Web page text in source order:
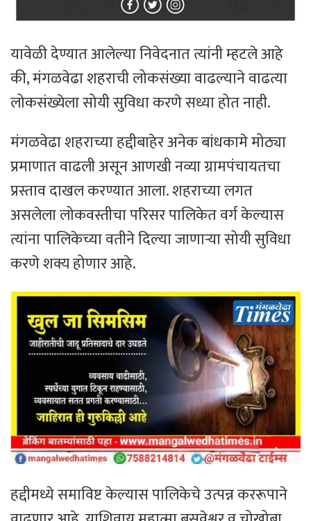
यावेळी देण्यात आलेल्या निवेदनात त्यांनी म्हटले आहे
की, मंगळवेढा शहराची लोकसंख्या वाढल्याने वाढत्या
लोकसंख्येला सोयी सुविधा करणे सध्या होत नाही.
मंगळवेढा शहराच्या हद्दीबाहेर अनेक बांधकामे मोठ्या
प्रमाणात वाढली असून आणखी नव्या ग्रामपंचायतचा
प्रस्ताव दाखल करण्यात आला. शहराच्या लगत
असलेला लोकवस्तीचा परिसर पालिकेत वर्ग केल्यास
त्यांना पालिकेच्या वतीने दिल्या जाणाऱ्या सोयी सुविधा
करणे शक्य होणार आहे.
हद्दीमध्ये समाविष्ट केल्यास पालिकेचे उत्पन्न कररूपाने